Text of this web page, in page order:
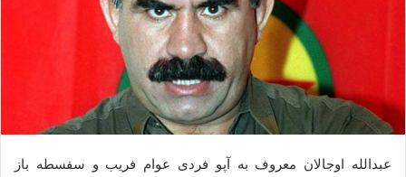
ی
عبدالله اوجالان معروف به آپو فردی عوام فریب و سفسطه باز